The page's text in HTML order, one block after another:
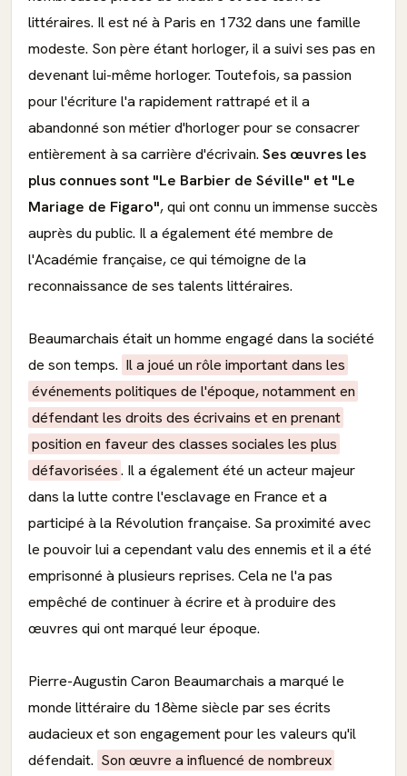
littéraires. Il est né à Paris en 1732 dans une famille
modeste. Son père étant horloger, il a suivi ses pas en
devenant lui-même horloger. Toutefois, sa passion
pour l'écriture l'a rapidement rattrapé et il a
abandonné son métier d'horloger pour se consacrer
entièrement à sa carrière d'écrivain. Ses œuvres les
plus connues sont "Le Barbier de Séville" et "Le
Mariage de Figaro", qui ont connu un immense succès
auprès du public. Il a également été membre de
l'Académie française, ce qui témoigne de la
reconnaissance de ses talents littéraires.
Beaumarchais était un homme engagé dans la société
de son temps. Il a joué un rôle important dans les
événements politiques de l'époque, notamment en
défendant les droits des écrivains et en prenant
position en faveur des classes sociales les plus
défavorisées. Il a également été un acteur majeur
dans la lutte contre l'esclavage en France et a
participé à la Révolution française. Sa proximité avec
le pouvoir lui a cependant valu des ennemis et il a été
emprisonné à plusieurs reprises. Cela ne l'a pas
empêché de continuer à écrire et à produire des
œuvres qui ont marqué leur époque.
Pierre-Augustin Caron Beaumarchais a marqué le
monde littéraire du 18ème siècle par ses écrits
audacieux et son engagement pour les valeurs qu'il
défendait. Son œuvre a influencé de nombreux